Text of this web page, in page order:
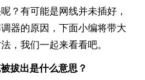
？有可能是网线并未插好，
器的原因，下面小编将带大
，我们一起来看看吧。
出是什么意思？